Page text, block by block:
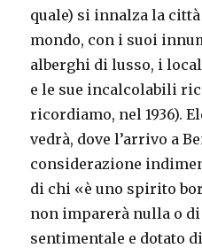
quale) si innalza la
mondo, con i suoi
alberghi di lusso, i
e le sue incalcolabili
ricordiamo, nel 1936).
vedrà, dove l’arrivo a
considerazione
di chi «è uno spirito
non imparerà nulla o
sentimentale e dotato